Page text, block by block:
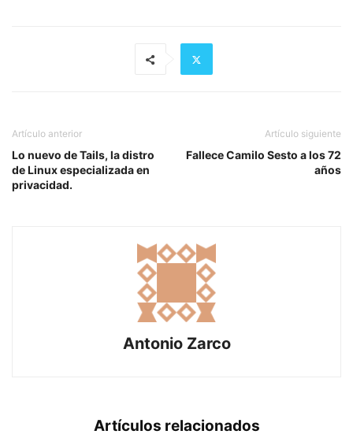
Artículo anterior
Lo nuevo de Tails, la distro
de Linux especializada en
privacidad.
Artículo siguiente
Fallece Camilo Sesto a los 72
años
Antonio Zarco
Artículos relacionados